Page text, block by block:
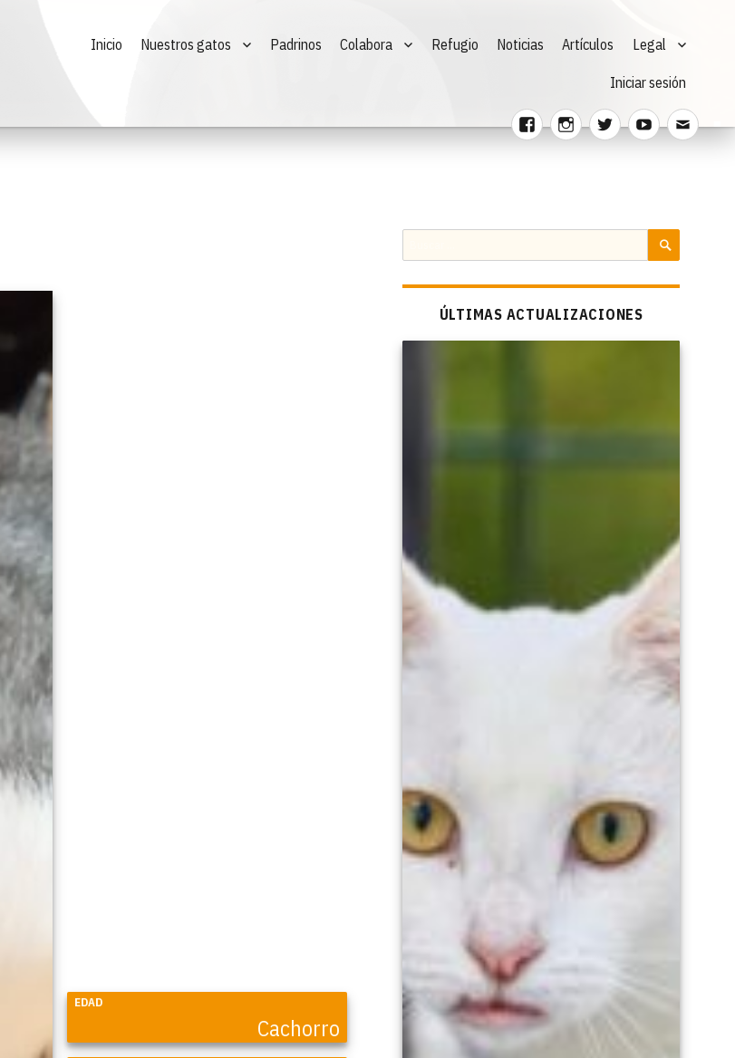
FacebookInstagram
TwitterYoutubeCorreo
Inicio Nuestros gatos Padrinos Colabora Refugio Noticias Artículos Legal
Iniciar sesión
EDAD
Cachorro
por:
ÚLTIMAS ACTUALIZACIONES